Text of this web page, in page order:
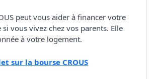
peut vous aider à financer votre
vous vivez chez vos parents. Elle
à votre logement.
sur la bourse CROUS